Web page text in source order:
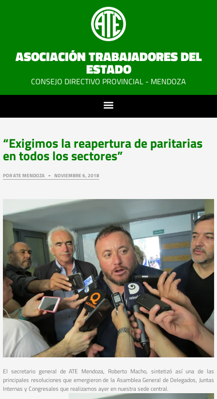
ASOCIACIÓN TRABAJADORES DEL
ESTADO
CONSEJO DIRECTIVO PROVINCIAL - MENDOZA
“Exigimos la reapertura de paritarias
en todos los sectores”
PORATE MENDOZA NOVIEMBRE 6, 2018
El secretario general de ATE Mendoza, Roberto Macho, sintetizó así una de las
principales resoluciones que emergieron de la Asamblea General de Delegados, Juntas
Internas y Congresales que realizamos ayer en nuestra sede central.